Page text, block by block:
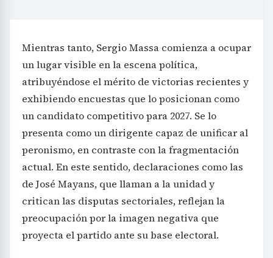
Mientras tanto, Sergio Massa comienza a ocupar
un lugar visible en la escena política,
atribuyéndose el mérito de victorias recientes y
exhibiendo encuestas que lo posicionan como
un candidato competitivo para 2027. Se lo
presenta como un dirigente capaz de unificar al
peronismo, en contraste con la fragmentación
actual. En este sentido, declaraciones como las
de José Mayans, que llaman a la unidad y
critican las disputas sectoriales, reflejan la
preocupación por la imagen negativa que
proyecta el partido ante su base electoral.